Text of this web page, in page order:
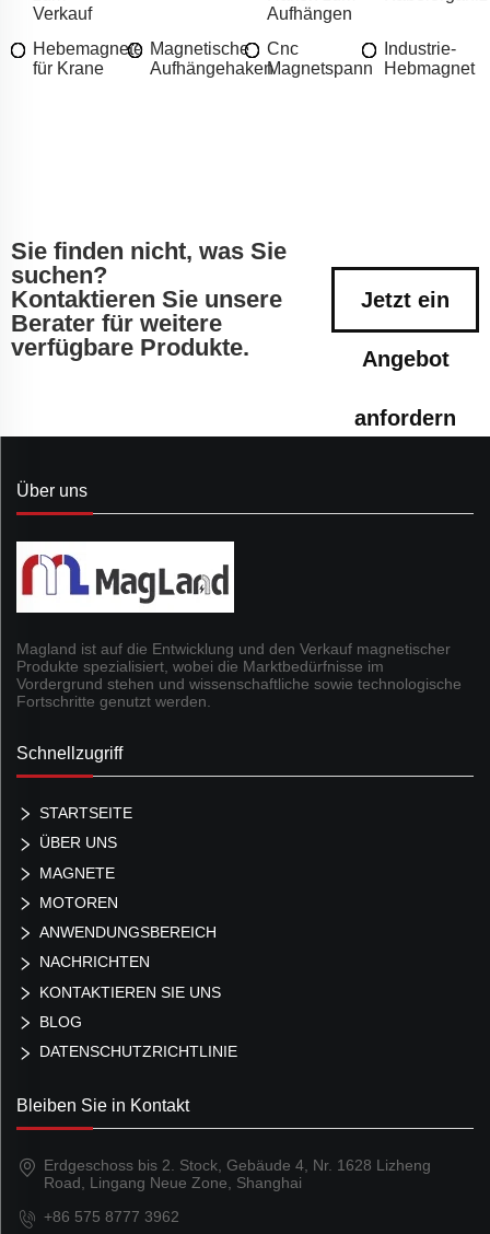
Verkauf
Aufhängen
Hebemagnete
für Krane
Magnetische
Aufhängehaken
Cnc
Magnetspann
Industrie-
Hebmagnet
Sie finden nicht, was Sie
suchen?
Kontaktieren Sie unsere
Berater für weitere
verfügbare Produkte.
Jetzt ein
Angebot
anfordern
Über uns
Magland ist auf die Entwicklung und den Verkauf magnetischer
Produkte spezialisiert, wobei die Marktbedürfnisse im
Vordergrund stehen und wissenschaftliche sowie technologische
Fortschritte genutzt werden.
Schnellzugriff
STARTSEITE
ÜBER UNS
MAGNETE
MOTOREN
ANWENDUNGSBEREICH
NACHRICHTEN
KONTAKTIEREN SIE UNS
BLOG
DATENSCHUTZRICHTLINIE
Bleiben Sie in Kontakt
Erdgeschoss bis 2. Stock, Gebäude 4, Nr. 1628 Lizheng
Road, Lingang Neue Zone, Shanghai
+86 575 8777 3962